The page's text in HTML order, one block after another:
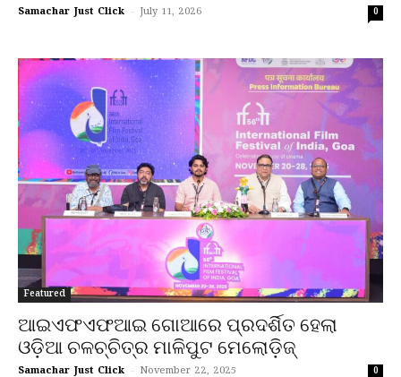
Samachar Just Click - July 11, 2026 0
Featured
ଆଇଏଫଏଫଆଇ ଗୋଆରେ ପ୍ରଦର୍ଶିତ ହେଲା
ଓଡ଼ିଆ ଚଳଚ୍ଚିତ୍ର ମାଳିପୁଟ ମେଲୋଡ଼ିଜ୍
Samachar Just Click - November 22, 2025 0